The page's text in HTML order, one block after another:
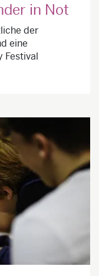
in Not
der
eine
Festival